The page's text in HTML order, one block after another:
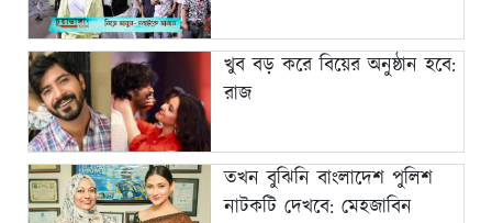
খুব বড় করে বিয়ের অনুষ্ঠান হবে:
রাজ
তখন বুঝিনি বাংলাদেশ পুলিশ
নাটকটি দেখবে: মেহজাবিন